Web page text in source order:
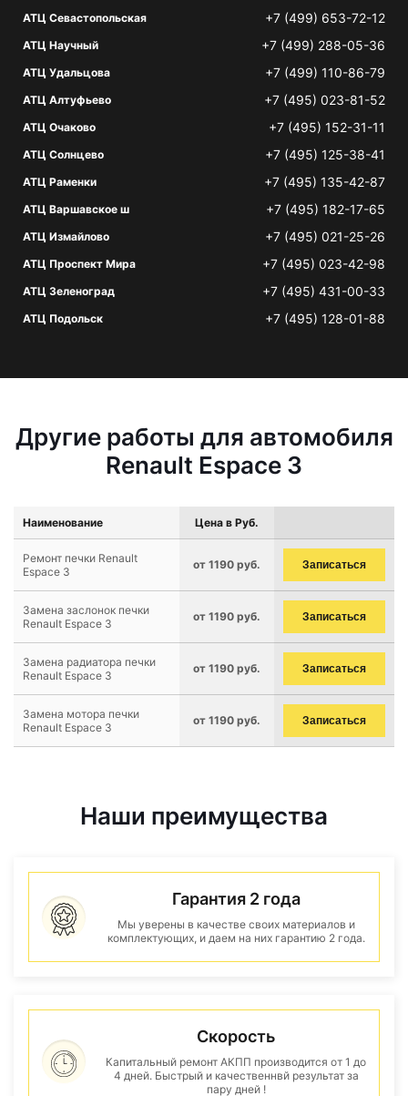
АТЦ Севастопольская +7 (499) 653-72-12
АТЦ Научный +7 (499) 288-05-36
АТЦ Удальцова +7 (499) 110-86-79
АТЦ Алтуфьево +7 (495) 023-81-52
АТЦ Очаково +7 (495) 152-31-11
АТЦ Солнцево +7 (495) 125-38-41
АТЦ Раменки +7 (495) 135-42-87
АТЦ Варшавское ш +7 (495) 182-17-65
АТЦ Измайлово +7 (495) 021-25-26
АТЦ Проспект Мира +7 (495) 023-42-98
АТЦ Зеленоград +7 (495) 431-00-33
АТЦ Подольск +7 (495) 128-01-88
Другие работы для автомобиля
Renault Espace 3
Наименование Цена в Руб.
Ремонт печки Renault
Espace 3
от 1190 руб. Записаться
Замена заслонок печки
Renault Espace 3
от 1190 руб. Записаться
Замена радиатора печки
Renault Espace 3
от 1190 руб. Записаться
Замена мотора печки
Renault Espace 3
от 1190 руб. Записаться
Наши преимущества
Гарантия 2 года
Мы уверены в качестве своих материалов и
комплектующих, и даем на них гарантию 2 года.
Скорость
Капитальный ремонт АКПП производится от 1 до
4 дней. Быстрый и качественнвй результат за
пару дней !